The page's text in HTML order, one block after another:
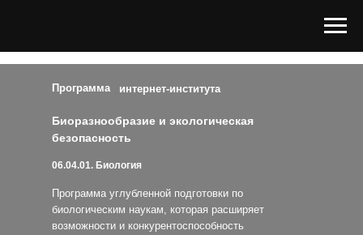
06.04.01. Биология
Биоразнообразие и экологическая
безопасность
Программа углубленной подготовки по
биологическим наукам, которая расширяет
возможности и конкурентоспособность
Программа интернет-института